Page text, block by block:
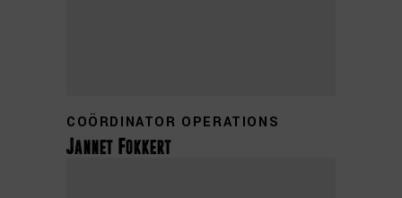
COÖRDINATOR OPERATIONS
Jannet Fokkert